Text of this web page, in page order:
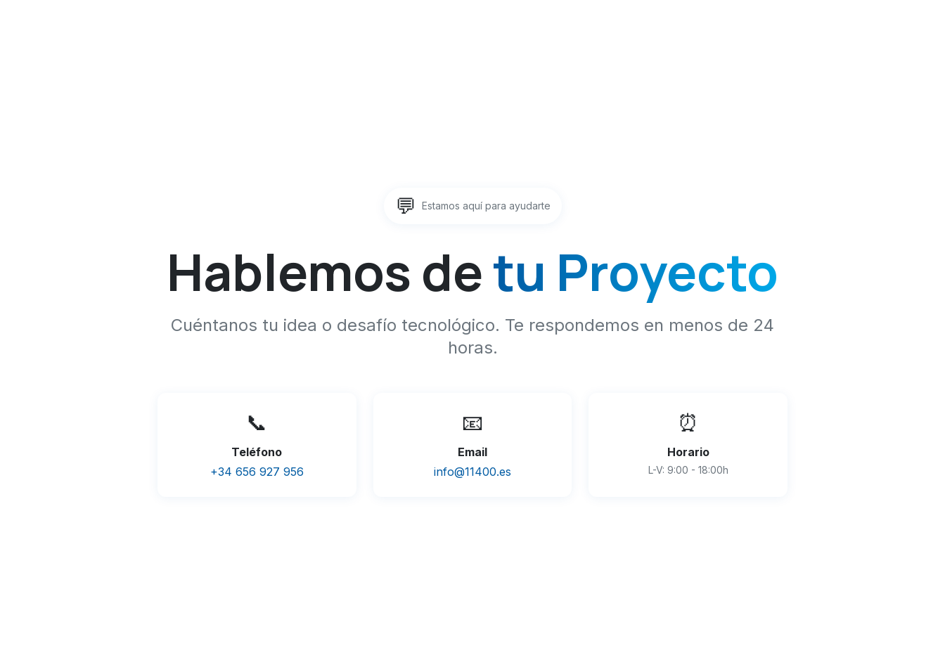
💬 Estamos aquí para ayudarte
Hablemos detu Proyecto
Cuéntanos tu idea o desafío tecnológico. Te respondemos en menos de 24
horas.
📞
Teléfono
+34 656 927 956
📧
Email
info@11400.es
⏰
Horario
L-V: 9:00 - 18:00h